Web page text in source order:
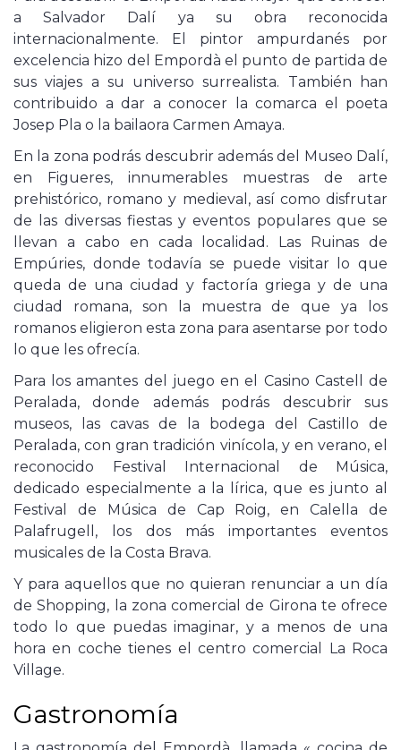
a Salvador Dalí ya su obra reconocida
internacionalmente. El pintor ampurdanés por
excelencia hizo del Empordà el punto de partida de
sus viajes a su universo surrealista. También han
contribuido a dar a conocer la comarca el poeta
Josep Pla o la bailaora Carmen Amaya.
En la zona podrás descubrir además del Museo Dalí,
en Figueres, innumerables muestras de arte
prehistórico, romano y medieval, así como disfrutar
de las diversas fiestas y eventos populares que se
llevan a cabo en cada localidad. Las Ruinas de
Empúries, donde todavía se puede visitar lo que
queda de una ciudad y factoría griega y de una
ciudad romana, son la muestra de que ya los
romanos eligieron esta zona para asentarse por todo
lo que les ofrecía.
Para los amantes del juego en el Casino Castell de
Peralada, donde además podrás descubrir sus
museos, las cavas de la bodega del Castillo de
Peralada, con gran tradición vinícola, y en verano, el
reconocido Festival Internacional de Música,
dedicado especialmente a la lírica, que es junto al
Festival de Música de Cap Roig, en Calella de
Palafrugell, los dos más importantes eventos
musicales de la Costa Brava.
Y para aquellos que no quieran renunciar a un día
de Shopping, la zona comercial de Girona te ofrece
todo lo que puedas imaginar, y a menos de una
hora en coche tienes el centro comercial La Roca
Village.
Gastronomía